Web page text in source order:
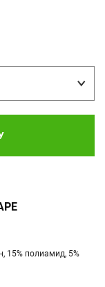
15% полиамид, 5%